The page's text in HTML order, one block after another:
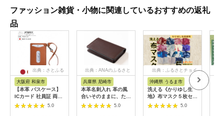
ファッション雑貨・小物に関連しているおすすめの返礼
品
出典：さとふる
大阪府 和泉市
【本革 パスケース】
ICカード 社員証 両面
2枚収納 ストラップ付
き【apo-08hn-CA】
5.0
出典：ANAのふるさと
兵庫県 尼崎市
本革名刺入れ 革の風
合いそのままに、たつ
の市産染料染めオイル
レザー[ダークブラウ
5.0
出典：ふるさとチョイ
沖縄県 うるま市
洗える《かりゆし生
地》布マスク５枚セッ
ト（色柄おまかせ）レ
5.0